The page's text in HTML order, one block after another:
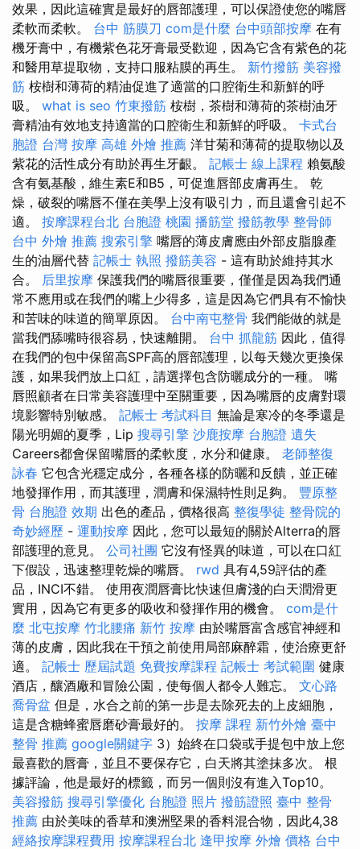
效果，因此這確實是最好的唇部護理，可以保證使您的嘴唇
柔軟而柔軟。 台中 筋膜刀 com是什麼 台中頭部按摩 在有
機牙膏中，有機紫色花牙膏最受歡迎，因為它含有紫色的花
和醫用草提取物，支持口服粘膜的再生。 新竹撥筋 美容撥
筋 桉樹和薄荷的精油促進了適當的口腔衛生和新鮮的呼
吸。 what is seo 竹東撥筋 桉樹，茶樹和薄荷的茶樹油牙
膏精油有效地支持適當的口腔衛生和新鮮的呼吸。 卡式台
胞證 台灣 按摩 高雄 外燴 推薦 洋甘菊和薄荷的提取物以及
紫花的活性成分有助於再生牙齦。 記帳士 線上課程 賴氨酸
含有氨基酸，維生素E和B5，可促進唇部皮膚再生。 乾
燥，破裂的嘴唇不僅在美學上沒有吸引力，而且還會引起不
適。 按摩課程台北 台胞證 桃園 播筋堂 撥筋教學 整骨師
台中 外燴 推薦 搜索引擎 嘴唇的薄皮膚應由外部皮脂腺產
生的油層代替 記帳士 執照 撥筋美容 - 這有助於維持其水
合。 后里按摩 保護我們的嘴唇很重要，僅僅是因為我們通
常不應用或在我們的嘴上少得多，這是因為它們具有不愉快
和苦味的味道的簡單原因。 台中南屯整骨 我們能做的就是
當我們舔嘴時很容易，快速離開。 台中 抓龍筋 因此，值得
在我們的包中保留高SPF高的唇部護理，以每天幾次更換保
護，如果我們放上口紅，請選擇包含防曬成分的一種。 嘴
唇照顧者在日常美容護理中至關重要，因為嘴唇的皮膚對環
境影響特別敏感。 記帳士 考試科目 無論是寒冷的冬季還是
陽光明媚的夏季，Lip 搜尋引擎 沙鹿按摩 台胞證 遺失
Careers都會保留嘴唇的柔軟度，水分和健康。 老師整復
詠春 它包含光穩定成分，各種各樣的防曬和反饋，並正確
地發揮作用，而其護理，潤膚和保濕特性則足夠。 豐原整
骨 台胞證 效期 出色的產品，價格很高 整復學徒 整骨院的
奇妙經歷 - 運動按摩 因此，您可以最短的關於Alterra的唇
部護理的意見。 公司社團 它沒有怪異的味道，可以在口紅
下假設，迅速整理乾燥的嘴唇。 rwd 具有4,59評估的產
品，INCI不錯。 使用夜潤唇膏比快速但膚淺的白天潤滑更
實用，因為它有更多的吸收和發揮作用的機會。 com是什
麼 北屯按摩 竹北腰痛 新竹 按摩 由於嘴唇富含感官神經和
薄的皮膚，因此我在干預之前使用局部麻醉霜，使治療更舒
適。 記帳士 歷屆試題 免費按摩課程 記帳士 考試範圍 健康
酒店，釀酒廠和冒險公園，使每個人都令人難忘。 文心路
喬骨盆 但是，水合之前的第一步是去除死去的上皮細胞，
這是含糖蜂蜜唇磨砂膏最好的。 按摩 課程 新竹外燴 臺中
整骨 推薦 google關鍵字 3）始終在口袋或手提包中放上您
最喜歡的唇膏，並且不要保存它，白天將其塗抹多次。 根
據評論，他是最好的標籤，而另一個則沒有進入Top10。
美容撥筋 搜尋引擎優化 台胞證 照片 撥筋證照 臺中 整骨
推薦 由於美味的香草和澳洲堅果的香料混合物，因此4,38
經絡按摩課程費用 按摩課程台北 逢甲按摩 外燴 價格 台中